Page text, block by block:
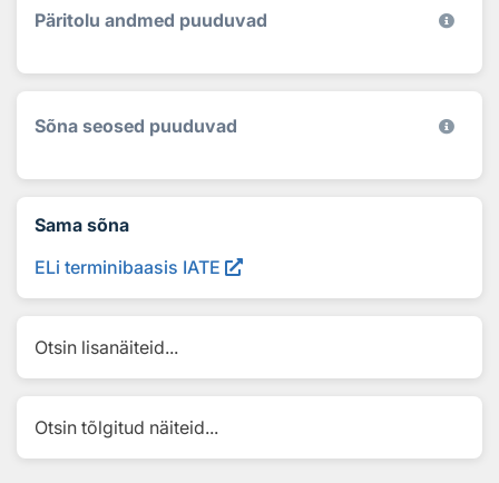
Päritolu andmed puuduvad
Sõna seosed puuduvad
Sama sõna
ELi terminibaasis IATE
Otsin lisanäiteid...
Otsin tõlgitud näiteid...